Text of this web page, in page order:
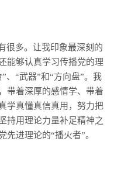
很多。让我印象最深刻的
能够认真学习传播党的理
、“武器”和“方向盘”。我
带着深厚的感情学、带着
学真懂真信真用，努力把
持用理论力量补足精神之
进理论的“播火者”。